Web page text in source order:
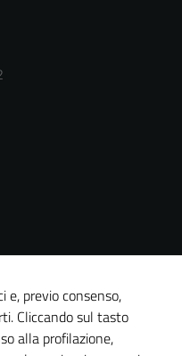
e, previo consenso,
Cliccando sul tasto
alla profilazione,